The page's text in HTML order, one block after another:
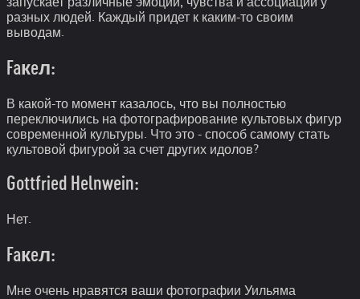
разных людей. Каждый придет к каким-то своим
выводам.
Faкeл:
В какой-то момент казалось, что вы полностью
переключились на фотографирование культовых фигур
современной культуры. Что это - способ самому стать
культовой фигурой за счет других идолов?
Gottfried Helnwein:
Нет.
Faкeл:
Мне очень нравятся ваши фотографии Уильяма